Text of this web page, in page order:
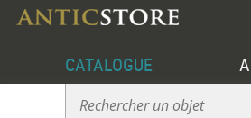
CATALOGUE